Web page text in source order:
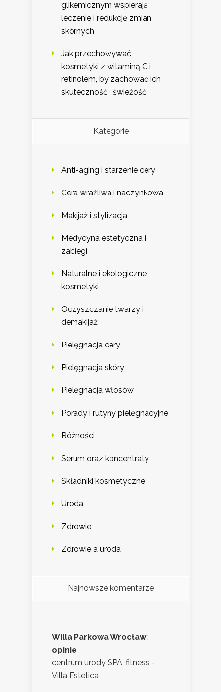
glikemicznym wspierają
leczenie i redukcję zmian
skórnych
Jak przechowywać
kosmetyki z witaminą C i
retinolem, by zachować ich
skuteczność i świeżość
Kategorie
Anti-aging i starzenie cery
Cera wrażliwa i naczynkowa
Makijaż i stylizacja
Medycyna estetyczna i
zabiegi
Naturalne i ekologiczne
kosmetyki
Oczyszczanie twarzy i
demakijaż
Pielęgnacja cery
Pielęgnacja skóry
Pielęgnacja włosów
Porady i rutyny pielęgnacyjne
Różności
Serum oraz koncentraty
Składniki kosmetyczne
Uroda
Zdrowie
Zdrowie a uroda
Najnowsze komentarze
Willa Parkowa Wrocław:
opinie
centrum urody SPA, fitness -
Villa Estetica